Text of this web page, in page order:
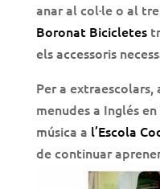
anar al col·le o al
Boronat Bicicletes
els accessoris
Per a
menudes a Inglés en
música a l’Escola
de continuar